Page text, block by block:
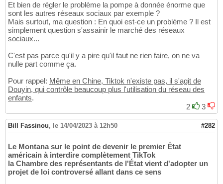
Et bien de régler le problème la pompe à donnée énorme que
sont les autres réseaux sociaux par exemple ?
Mais surtout, ma question : En quoi est-ce un problème ? Il est
simplement question s'assainir le marché des réseaux
sociaux...
C'est pas parce qu'il y a pire qu'il faut ne rien faire, on ne va
nulle part comme ça.
Pour rappel: Même en Chine, Tiktok n'existe pas, il s'agit de
Douyin, qui contrôle beaucoup plus l'utilisation du réseau des
enfants.
2
3
Bill Fassinou, le 14/04/2023 à 12h50 #282
Le Montana sur le point de devenir le premier État
américain à interdire complètement TikTok
la Chambre des représentants de l'État vient d'adopter un
projet de loi controversé allant dans ce sens